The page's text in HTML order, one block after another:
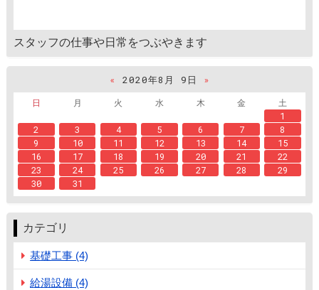
スタッフの仕事や日常をつぶやきます
« 2020年8月 9日
»
日
月 火 水 木 金
土
1
2
3 4 5 6 7
8
9
10 11 12 13 14
15
16
17 18 19 20 21
22
23
24 25 26 27 28
29
30
31
カテゴリ
基礎工事 (4)
給湯設備 (4)